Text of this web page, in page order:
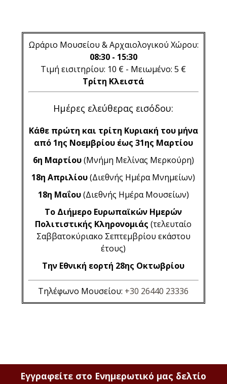
Ωράριο Μουσείου & Αρχαιολογικού Χώρου:
08:30 - 15:30
Τιμή εισιτηρίου: 10 € - Μειωμένο: 5 €
Τρίτη Κλειστά
Ημέρες ελεύθερας εισόδου:
Κάθε πρώτη και τρίτη Κυριακή του μήνα
από 1ης Νοεμβρίου έως 31ης Μαρτίου
6η Μαρτίου(Μνήμη Μελίνας Μερκούρη)
18η Απριλίου(Διεθνής Ημέρα Μνημείων)
18η Μαΐου(Διεθνής Ημέρα Μουσείων)
Το Διήμερο Ευρωπαϊκών Ημερών
Πολιτιστικής Κληρονομιάς (τελευταίο
Σαββατοκύριακο Σεπτεμβρίου εκάστου
έτους)
Την Εθνική εορτή 28ης Οκτωβρίου
Τηλέφωνο Μουσείου: +30 26440 23336
Εγγραφείτε στο Ενημερωτικό μας δελτίο